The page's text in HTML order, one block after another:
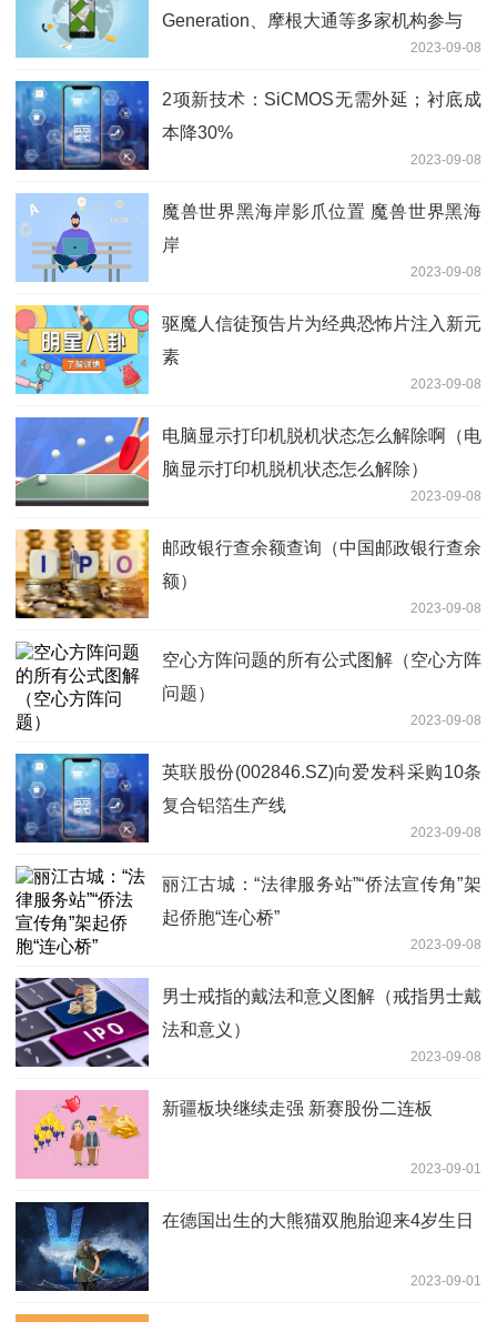
Generation、摩根大通等多家机构参与
2023-09-08
2项新技术：SiCMOS无需外延；衬底成
本降30%
2023-09-08
魔兽世界黑海岸影爪位置 魔兽世界黑海
岸
2023-09-08
驱魔人信徒预告片为经典恐怖片注入新元
素
2023-09-08
电脑显示打印机脱机状态怎么解除啊（电
脑显示打印机脱机状态怎么解除）
2023-09-08
邮政银行查余额查询（中国邮政银行查余
额）
2023-09-08
空心方阵问题的所有公式图解（空心方阵
问题）
2023-09-08
英联股份(002846.SZ)向爱发科采购10条
复合铝箔生产线
2023-09-08
丽江古城：“法律服务站”“侨法宣传角”架
起侨胞“连心桥”
2023-09-08
男士戒指的戴法和意义图解（戒指男士戴
法和意义）
2023-09-08
新疆板块继续走强 新赛股份二连板
2023-09-01
在德国出生的大熊猫双胞胎迎来4岁生日
2023-09-01